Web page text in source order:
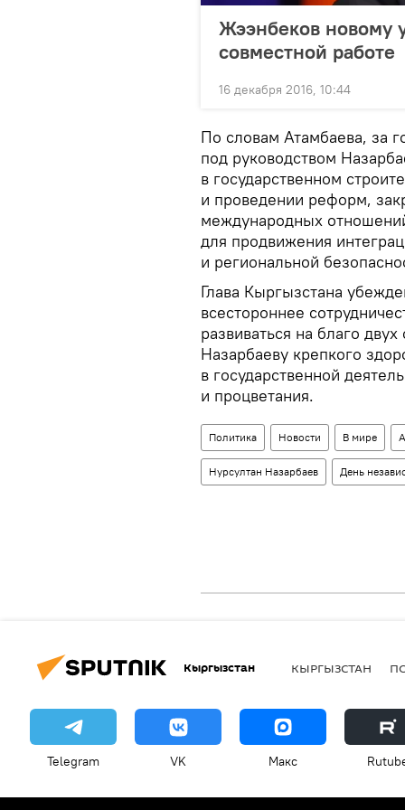
Жээнбеков новому
совместной работе
16 декабря 2016, 10:44
По словам Атамбаева, за
под руководством
в государственном
и проведении реформ,
международных
для продвижения
и региональной
Глава Кыргызстана
всестороннее
развиваться на благо
Назарбаеву крепкого
в государственной
и процветания.
Политика Новости В мире
Нурсултан Назарбаев День
Кыргызстан КЫРГЫЗСТАН
Telegram VK Макс